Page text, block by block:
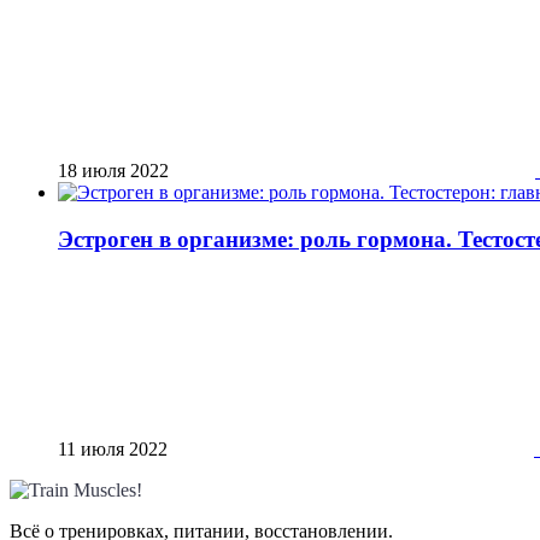
18 июля 2022
Эстроген в организме: роль гормона.
11 июля 2022
Всё о тренировках, питании, восстановлении.